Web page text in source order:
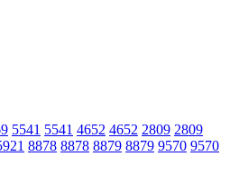
5541 5541 4652 4652 2809 2809
8878 8878 8879 8879 9570 9570